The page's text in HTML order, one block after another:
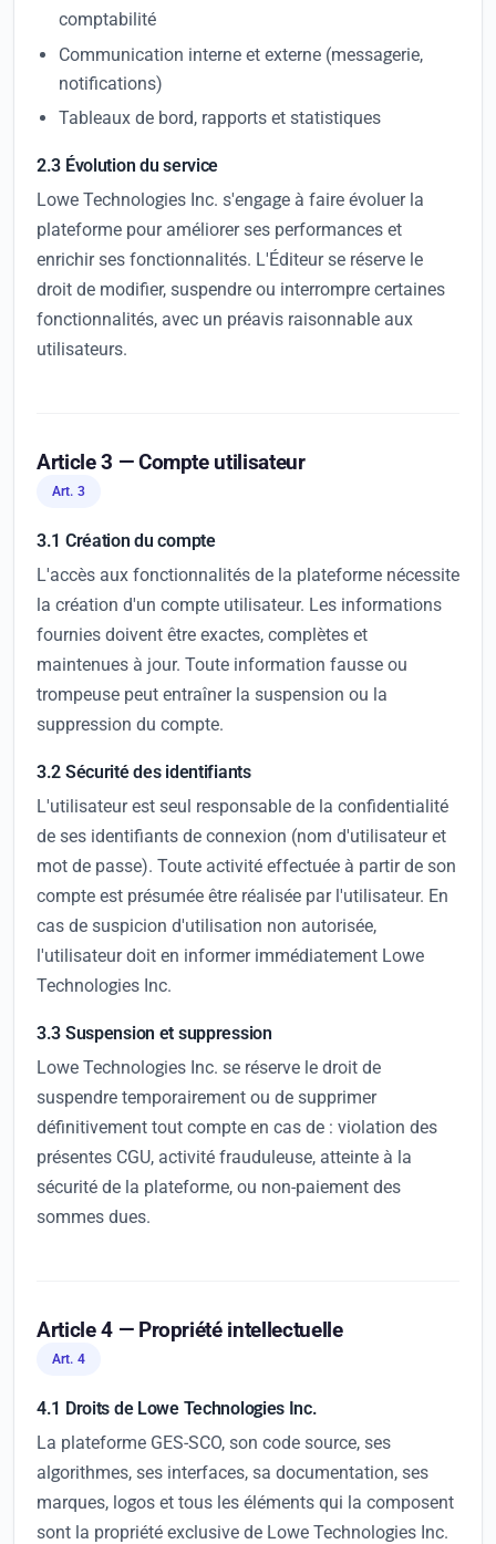
comptabilité
Communication interne et externe (messagerie,
notifications)
Tableaux de bord, rapports et statistiques
2.3 Évolution du service
Lowe Technologies Inc. s'engage à faire évoluer la
plateforme pour améliorer ses performances et
enrichir ses fonctionnalités. L'Éditeur se réserve le
droit de modifier, suspendre ou interrompre certaines
fonctionnalités, avec un préavis raisonnable aux
utilisateurs.
Article 3 — Compte utilisateur
Art. 3
3.1 Création du compte
L'accès aux fonctionnalités de la plateforme nécessite
la création d'un compte utilisateur. Les informations
fournies doivent être exactes, complètes et
maintenues à jour. Toute information fausse ou
trompeuse peut entraîner la suspension ou la
suppression du compte.
3.2 Sécurité des identifiants
L'utilisateur est seul responsable de la confidentialité
de ses identifiants de connexion (nom d'utilisateur et
mot de passe). Toute activité effectuée à partir de son
compte est présumée être réalisée par l'utilisateur. En
cas de suspicion d'utilisation non autorisée,
l'utilisateur doit en informer immédiatement Lowe
Technologies Inc.
3.3 Suspension et suppression
Lowe Technologies Inc. se réserve le droit de
suspendre temporairement ou de supprimer
définitivement tout compte en cas de : violation des
présentes CGU, activité frauduleuse, atteinte à la
sécurité de la plateforme, ou non-paiement des
sommes dues.
Article 4 — Propriété intellectuelle
Art. 4
4.1 Droits de Lowe Technologies Inc.
La plateforme GES-SCO, son code source, ses
algorithmes, ses interfaces, sa documentation, ses
marques, logos et tous les éléments qui la composent
sont la propriété exclusive de Lowe Technologies Inc.